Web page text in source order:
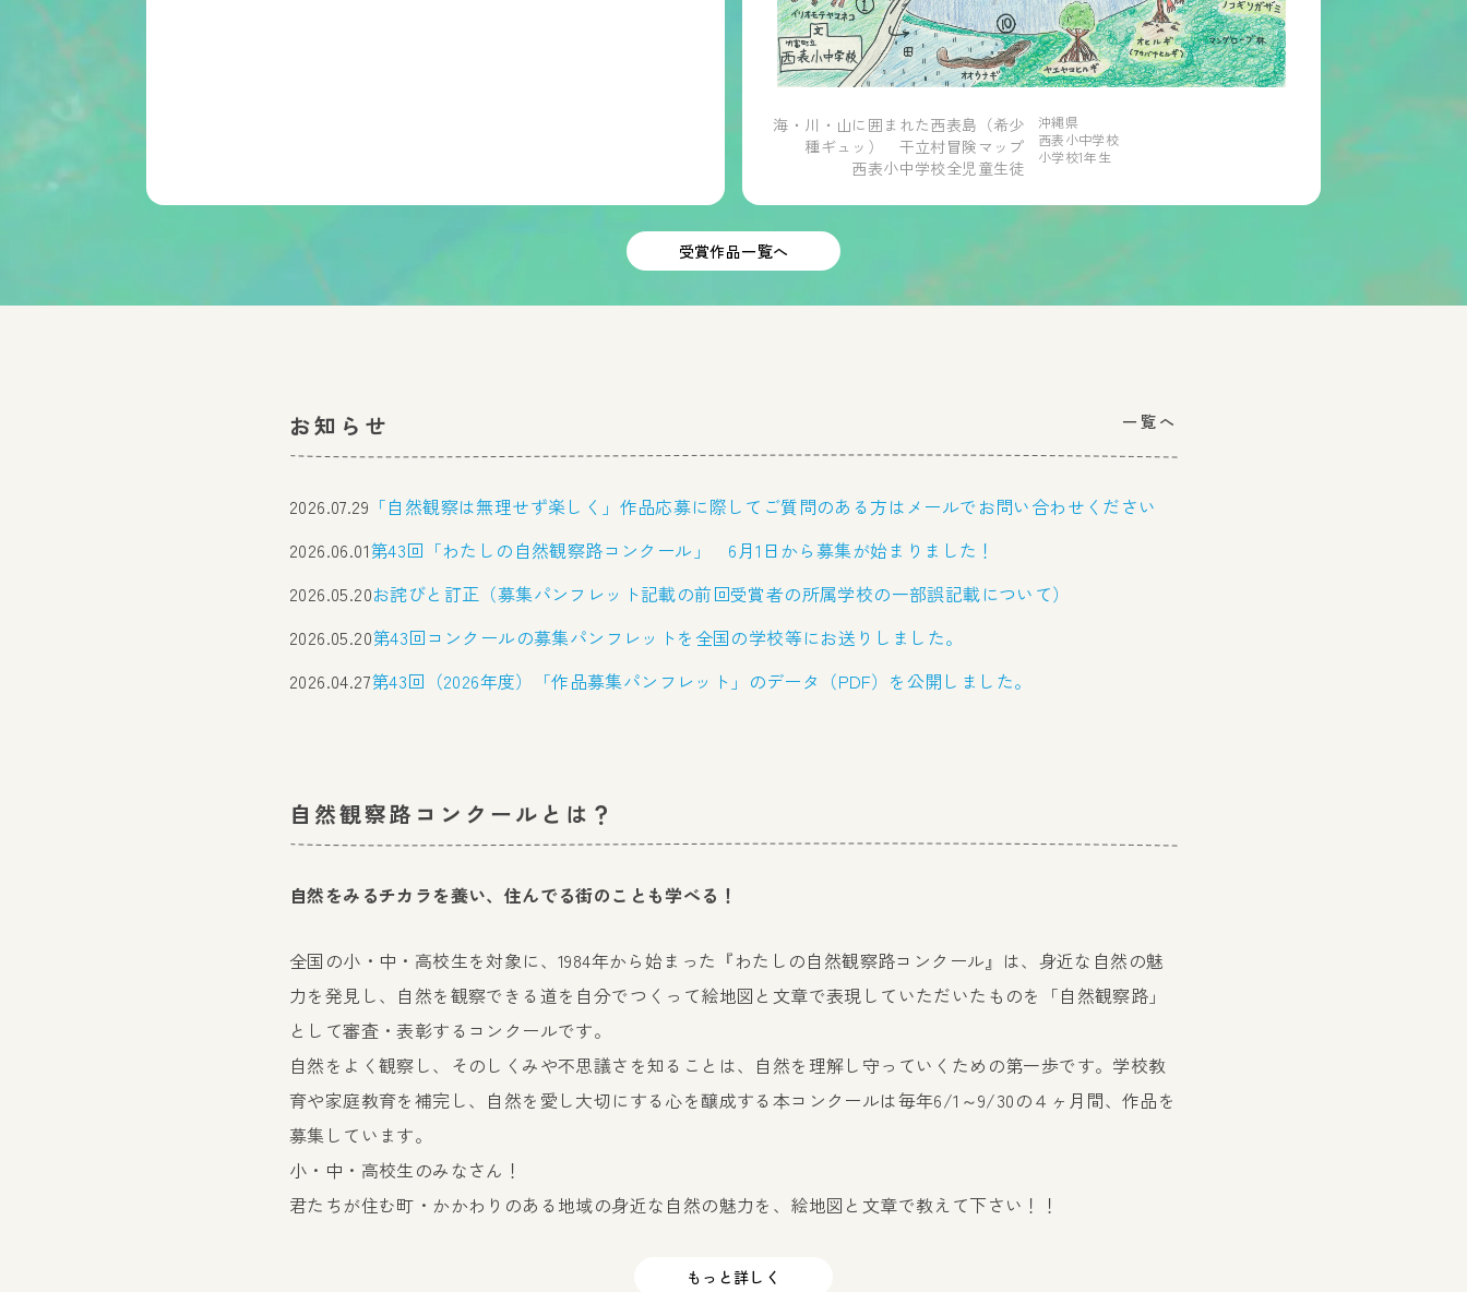
海・川・山に囲まれた西表島（希少
種ギュッ） 干立村冒険マップ
西表小中学校全児童生徒
沖縄県
西表小中学校
小学校1年生
受賞作品一覧へ
お知らせ 一覧へ
2026.07.29 「自然観察は無理せず楽しく」作品応募に際してご質問のある方はメールでお問い合わせください
2026.06.01第43回「わたしの自然観察路コンクール」 6月1日から募集が始まりました！
2026.05.20お詫びと訂正（募集パンフレット記載の前回受賞者の所属学校の一部誤記載について）
2026.05.20第43回コンクールの募集パンフレットを全国の学校等にお送りしました。
2026.04.27第43回（2026年度）「作品募集パンフレット」のデータ（PDF）を公開しました。
自然観察路コンクールとは？
自然をみるチカラを養い、住んでる街のことも学べる！
全国の小・中・高校生を対象に、1984年から始まった『わたしの自然観察路コンクール』は、身近な自然の魅
力を発見し、自然を観察できる道を自分でつくって絵地図と文章で表現していただいたものを「自然観察路」
として審査・表彰するコンクールです。
自然をよく観察し、そのしくみや不思議さを知ることは、自然を理解し守っていくための第一歩です。学校教
育や家庭教育を補完し、自然を愛し大切にする心を醸成する本コンクールは毎年6/1～9/30の４ヶ月間、作品を
募集しています。
小・中・高校生のみなさん！
君たちが住む町・かかわりのある地域の身近な自然の魅力を、絵地図と文章で教えて下さい！！
もっと詳しく